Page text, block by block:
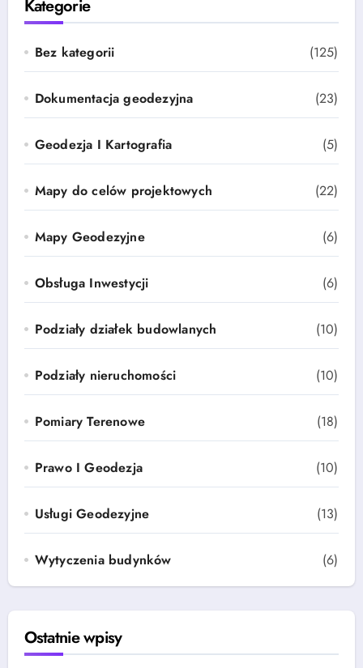
Kategorie
Bez kategorii (125)
Dokumentacja geodezyjna (23)
Geodezja I Kartografia (5)
Mapy do celów projektowych (22)
Mapy Geodezyjne (6)
Obsługa Inwestycji (6)
Podziały działek budowlanych (10)
Podziały nieruchomości (10)
Pomiary Terenowe (18)
Prawo I Geodezja (10)
Usługi Geodezyjne (13)
Wytyczenia budynków (6)
Ostatnie wpisy